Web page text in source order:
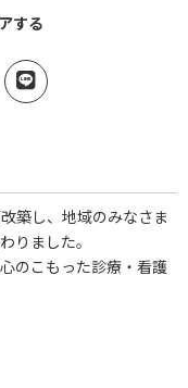
する
築し、地域のみなさま
りました。
のこもった診療・看護